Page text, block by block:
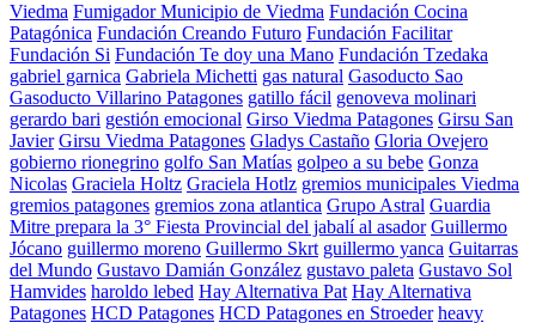
Viedma Fumigador Municipio de Viedma Fundación Cocina
Patagónica Fundación Creando Futuro Fundación Facilitar
Fundación Si Fundación Te doy una Mano Fundación Tzedaka
gabriel garnica Gabriela Michetti gas natural Gasoducto Sao
Gasoducto Villarino Patagones gatillo fácil genoveva molinari
gerardo bari gestión emocional Girso Viedma Patagones Girsu San
Javier Girsu Viedma Patagones Gladys Castaño Gloria Ovejero
gobierno rionegrino golfo San Matías golpeo a su bebe Gonza
Nicolas Graciela Holtz Graciela Hotlz gremios municipales Viedma
gremios patagones gremios zona atlantica Grupo Astral Guardia
Mitre prepara la 3° Fiesta Provincial del jabalí al asador Guillermo
Jócano guillermo moreno Guillermo Skrt guillermo yanca Guitarras
del Mundo Gustavo Damián González gustavo paleta Gustavo Sol
Hamvides haroldo lebed Hay Alternativa Pat Hay Alternativa
Patagones HCD Patagones HCD Patagones en Stroeder heavy